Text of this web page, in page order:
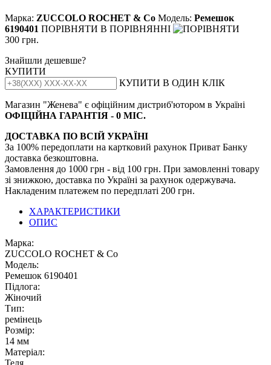
Марка: ZUCCOLO ROCHET & Cо Модель: Ремешок
6190401 ПОРІВНЯТИ В ПОРІВНЯННІ
300 грн.
Знайшли дешевше?
КУПИТИ
КУПИТИ В ОДИН КЛІК
Магазин "Женева" є офіційним дистриб'ютором в Україні
ОФІЦІЙНА ГАРАНТІЯ - 0 МІС.
ДОСТАВКА ПО ВСІЙ УКРАЇНІ
За 100% передоплати на картковий рахунок Приват Банку
доставка безкоштовна.
Замовлення до 1000 грн - від 100 грн. При замовленні товару
зі знижкою, доставка по Україні за рахунок одержувача.
Накладеним платежем по передплаті 200 грн.
ХАРАКТЕРИСТИКИ
ОПИС
Марка:
ZUCCOLO ROCHET & Cо
Модель:
Ремешок 6190401
Підлога:
Жіночий
Тип:
ремінець
Розмір:
14 мм
Матеріал: